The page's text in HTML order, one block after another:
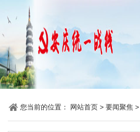
站
首
页
要
闻
聚
统
战
各
您当前的位置： 网站首页 > 要闻聚焦 >